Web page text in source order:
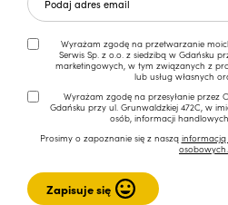
Wyrażam zgodę na przetwarzanie
Serwis Sp. z o.o. z siedzibą w Gdańsku
marketingowych, w tym związanych z
lub usług własnych
Wyrażam zgodę na przesyłanie przez
Gdańsku przy ul. Grunwaldzkiej 472C, w
osób, informacji
Prosimy o zapoznanie się z naszą
osobowych.